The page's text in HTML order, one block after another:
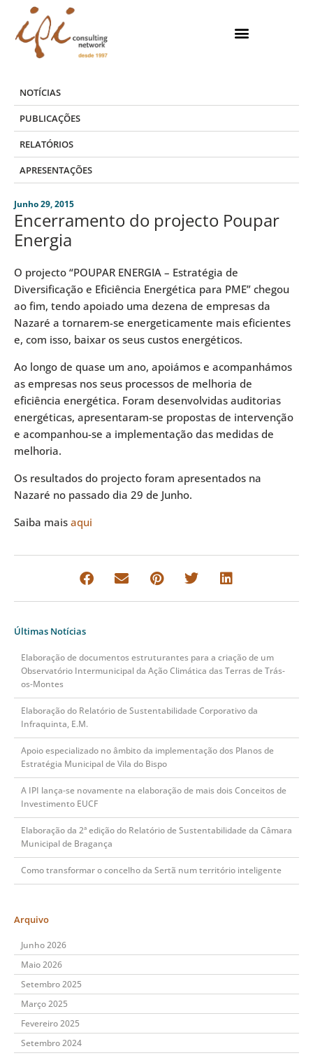
content
NOTÍCIAS
PUBLICAÇÕES
RELATÓRIOS
APRESENTAÇÕES
Junho 29, 2015
Encerramento do projecto Poupar
Energia
O projecto “POUPAR ENERGIA – Estratégia de
Diversificação e Eficiência Energética para PME” chegou
ao fim, tendo apoiado uma dezena de empresas da
Nazaré a tornarem-se energeticamente mais eficientes
e, com isso, baixar os seus custos energéticos.
Ao longo de quase um ano, apoiámos e acompanhámos
as empresas nos seus processos de melhoria de
eficiência energética. Foram desenvolvidas auditorias
energéticas, apresentaram-se propostas de intervenção
e acompanhou-se a implementação das medidas de
melhoria.
Os resultados do projecto foram apresentados na
Nazaré no passado dia 29 de Junho.
Saiba mais aqui
Últimas Notícias
Elaboração de documentos estruturantes para a criação de um
Observatório Intermunicipal da Ação Climática das Terras de Trás-
os-Montes
Elaboração do Relatório de Sustentabilidade Corporativo da
Infraquinta, E.M.
Apoio especializado no âmbito da implementação dos Planos de
Estratégia Municipal de Vila do Bispo
A IPI lança-se novamente na elaboração de mais dois Conceitos de
Investimento EUCF
Elaboração da 2ª edição do Relatório de Sustentabilidade da Câmara
Municipal de Bragança
Como transformar o concelho da Sertã num território inteligente
Arquivo
Junho 2026
Maio 2026
Setembro 2025
Março 2025
Fevereiro 2025
Setembro 2024